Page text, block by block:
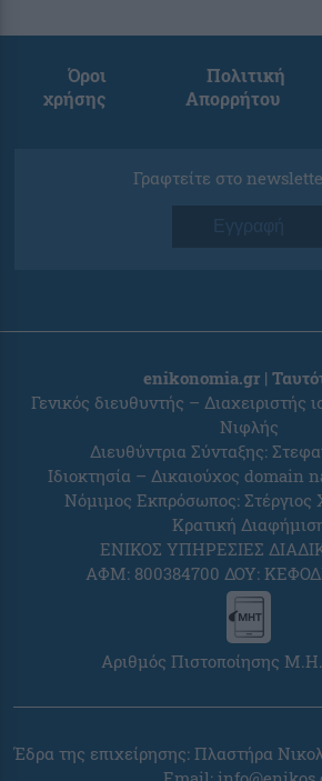
Όροι
χρήσης
Πολιτική
Απορρήτου
Γραφτείτε στο
Εγγραφή
enikonomia.gr |
Γενικός διευθυντής – Διαχειριστής
Νιφλής
Διευθύντρια Σύνταξης:
Ιδιοκτησία – Δικαιούχος domain
Νόμιμος Εκπρόσωπος: Στέργιος
Κρατική
ΕΝΙΚΟΣ ΥΠΗΡΕΣΙΕΣ
ΑΦΜ: 800384700 ΔΟΥ:
Αριθμός Πιστοποίησης
Έδρα της επιχείρησης: Πλαστήρα